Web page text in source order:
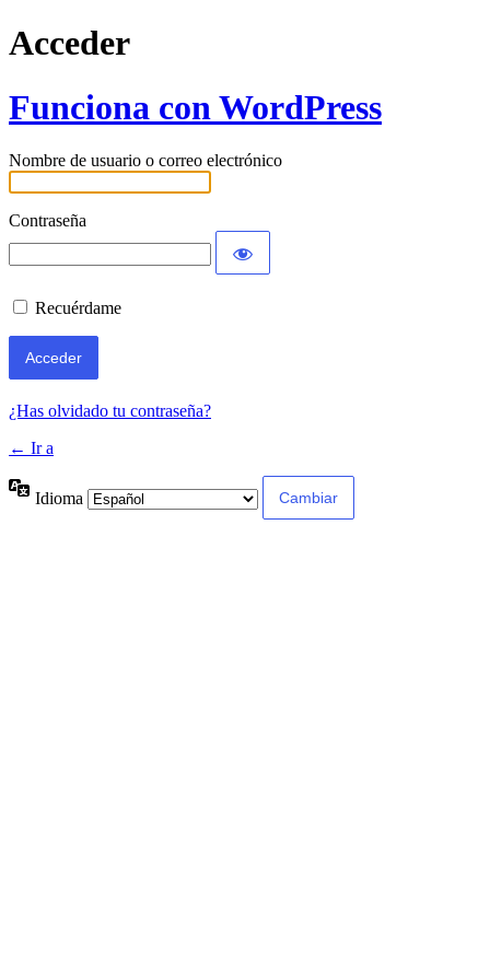
Acceder
Funciona con WordPress
Nombre de usuario o correo electrónico
Contraseña
Recuérdame
¿Has olvidado tu contraseña?
← Ir a
Idioma